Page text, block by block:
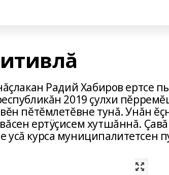
Радий Хабиров ертсе
2019 çулхи
пĕтĕмлетĕвне тунă. Унăн
ертÿçисем хутшăннă.
курса муниципалитетсен